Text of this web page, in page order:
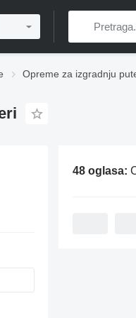
Opreme za izgradnju
48 oglasa: